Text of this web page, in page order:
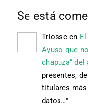
Se está
Triosseen
Ayuso que
chapuza” del
presentes,
titulares más
datos…”